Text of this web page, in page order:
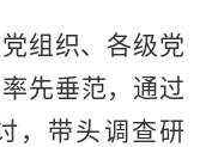
组织、各级党
先垂范，通过
，带头调查研